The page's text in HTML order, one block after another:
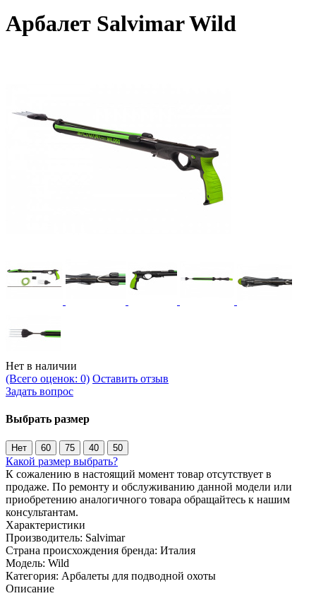
Арбалет Salvimar Wild
Нет в наличии
(Всего оценок: 0) Оставить отзыв
Задать вопрос
Выбрать размер
Нет 60 75 40 50
Какой размер выбрать?
К сожалению в настоящий момент товар отсутствует в
продаже. По ремонту и обслуживанию данной модели или
приобретению аналогичного товара обращайтесь к нашим
консультантам.
Характеристики
Производитель: Salvimar
Страна происхождения бренда: Италия
Модель: Wild
Категория: Арбалеты для подводной охоты
Описание